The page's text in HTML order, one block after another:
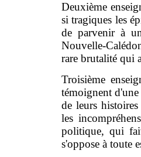
Deuxième
si tragiques les
de parvenir à
Nouvelle-
rare brutalité qui
Troisième
témoignent d'une
de leurs
les
politique, qui
s'oppose à toute